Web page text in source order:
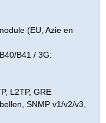
(EU, Azie en
B41 / 3G:
L2TP, GRE
SNMP v1/v2/v3,